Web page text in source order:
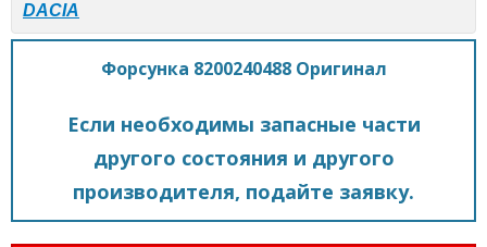
DACIA
Форсунка 8200240488 Оригинал
Если необходимы запасные части
другого состояния и другого
производителя, подайте заявку.